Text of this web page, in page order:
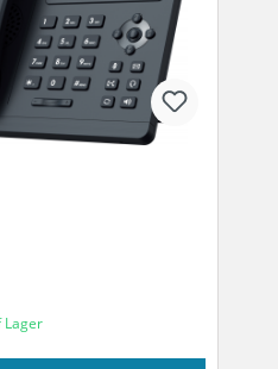
Lager